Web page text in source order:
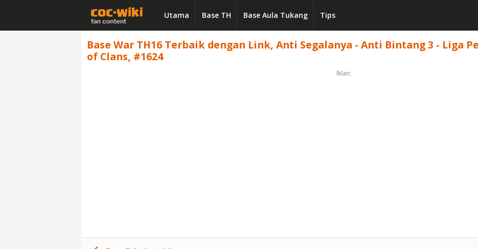
Utama Base TH Base Aula Tukang Tips
Base War TH16 Terbaik dengan Link, Anti Segalanya - Anti Bintang 3 - Liga
of Clans, #1624
Iklan: